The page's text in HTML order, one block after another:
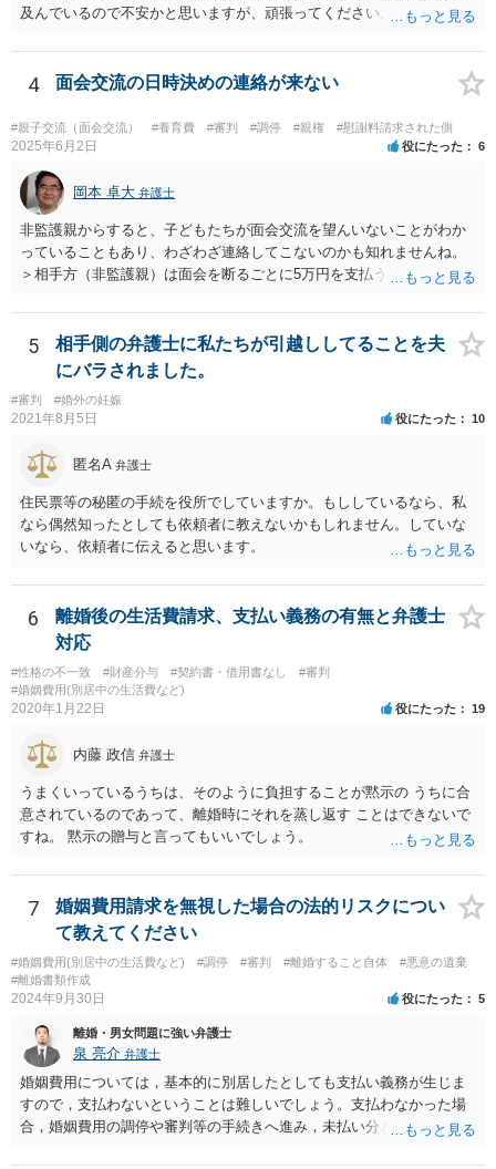
及んでいるので不安かと思いますが、頑張ってください。
4 面会交流の日時決めの連絡が来ない
#親子交流（面会交流） #養育費 #審判 #調停 #親権 #慰謝料請求された側
2025年6月2日 役にたった 6
岡本 卓大 弁護士
非監護親からすると、子どもたちが面会交流を望んいないことがわか
っていることもあり、わざわざ連絡してこないのかも知れませんね。
＞相手方（非監護親）は面会を断るごとに5万円を支払うことを取決め
当に何が何でも面会交流したい（子どもたちと会いたい）と言うより
は、あなたに対する嫌がらせだった可能性もあるように思います（そ
ういう男はDV・虐待系の男には珍しくありません。）。 面会交流とは
親の権利ではなく、『子どものため』のものです。 子どもたちの年齢
（自分の気持ちを言える年齢）を考えても、無理に面会交流をする必
要もありません。 相手から面会交流を行うことについての申し出があ
ったときに対応すれば十分だと思います。 仮に相手から、面会交流さ
せなかった（連絡をしてこなかった）と慰謝料請求してきたとして
も、そのような請求は、まず認められません。 ご心配であれば、審判
書を持参して、お近くの弁護士に法律相談してみてください。
5
相手側の弁護士に私たちが引越ししてることを夫
にバラされました。
#審判 #婚外の妊娠
2021年8月5日 役にたった 10
匿名A 弁護士
住民票等の秘匿の手続を役所でしていますか。もししているなら、私
なら偶然知ったとしても依頼者に教えないかもしれません。していな
いなら、依頼者に伝えると思います。
6
離婚後の生活費請求、支払い義務の有無と弁護士
対応
#性格の不一致 #財産分与 #契約書・借用書なし
#審判
#婚姻費用(別居中の生活費など)
2020年1月22日 役にたった 19
内藤 政信 弁護士
うまくいっているうちは、そのように負担することが黙示の うちに合
意されているのであって、離婚時にそれを蒸し返す ことはできないで
すね。 黙示の贈与と言ってもいいでしょう。
7
婚姻費用請求を無視した場合の法的リスクについ
て教えてください
#婚姻費用(別居中の生活費など) #調停 #審判 #離婚すること自体
#悪意の遺棄
#離婚書類作成
2024年9月30日 役にたった 5
離婚・男女問題に強い弁護士
泉 亮介 弁護士
婚姻費用については，基本的に別居したとしても支払い義務が生じま
すので，支払わないということは難しいでしょう。支払わなかった場
合，婚姻費用の調停や審判等の手続きへ進み，未払い分として差押を